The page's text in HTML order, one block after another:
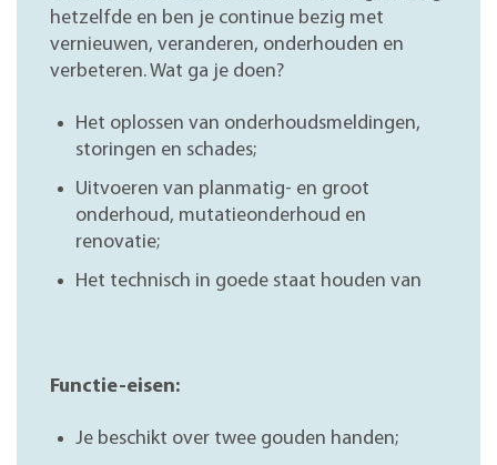
hetzelfde en ben je continue bezig met
vernieuwen, veranderen, onderhouden en
verbeteren. Wat ga je doen?
Het oplossen van onderhoudsmeldingen,
storingen en schades;
Uitvoeren van planmatig- en groot
onderhoud, mutatieonderhoud en
renovatie;
Het technisch in goede staat houden van
Functie-eisen:
Je beschikt over twee gouden handen;